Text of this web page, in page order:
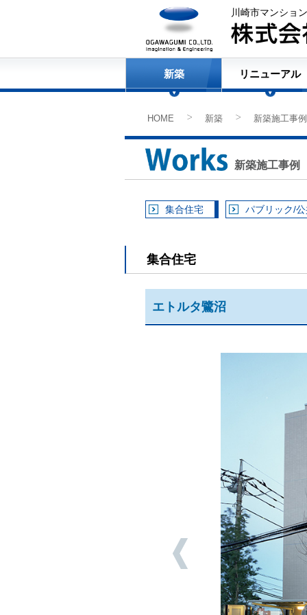
川崎市マンショ
新築 リニューアル
HOME
新築
新築施工事例
新築施工事例
集合住宅 パブリック/
集合住宅
エトルタ鷺沼